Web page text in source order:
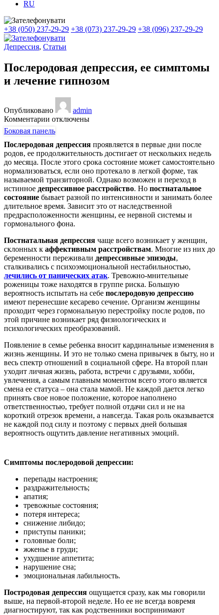
RU
+38 (050) 237-29-29 +38 (073) 237-29-29 +38 (096) 237-29-29
Депрессия, Статьи
Послеродовая депрессия, ее симптомы
и лечение гипнозом
Опубликовано
admin
Комментарии к
Послеродовая
депрессия,
ее
симптомы
и
лечение
гипнозом
отключены
Послеродовая депрессия проявляется в первые дни после
родов, ее продолжительность достигает от нескольких недель
до месяца. После этого срока состояние может самостоятельно
нормализоваться, если оно протекало в легкой форме, так
называемой транзиторной. Однако возможен и переход в
истинное депрессивное расстройство. Но постнатальное
состояние бывает разной по интенсивности и занимать более
длительное время. Зависит это от наследственной
предрасположенности женщины, ее нервной системы и
гормонального фона.
Постнатальная депрессия чаще всего возникает у женщин,
склонных к аффективным расстройствам. Многие из них до
беременности переживали депрессивные эпизоды,
сталкивались с психоэмоциональной нестабильностью,
лечились от панических атак. Тревожно-мнительные
роженицы тоже находятся в группе риска. Большую
вероятность испытать на себе послеродовую депрессию
имеют перенесшие кесарево сечение. Организм женщины
проходит через гормональную перестройку после родов, по
этой причине возникает ряд физиологических и
психологических преобразований.
Появление в семье ребенка вносит кардинальные изменения в
жизнь женщины. И это не только смена привычек в быту, но и
весь спектр отношений в социальной сфере. На второй план
уходит личная жизнь, работа, встречи с друзьями, хобби,
увлечения, а самым главным моментом всего этого является
смена ее статуса – она стала мамой. Не каждой дается легко
принять свое новое положение, которое наполнено
ответственностью, требует полной отдачи сил и не на
короткий отрезок времени, а навсегда. Такая роль оказывается
не каждой под силу и поэтому с первых дней большая
вероятность ощутить давление негативных эмоций.
Симптомы послеродовой депрессии:
перепады настроения;
раздражительность;
апатия;
тревожные состояния;
потеря интереса;
снижение либидо;
приступы паники;
головные боли;
жженье в груди;
ухудшение аппетита;
нарушение сна;
эмоциональная лабильность.
Постродовая депрессия ощущается сразу, как мы говорили
выше, на первой-второй неделе. Но ее не всегда вовремя
диагностируют, так как родственники воспринимают
Боковая панель